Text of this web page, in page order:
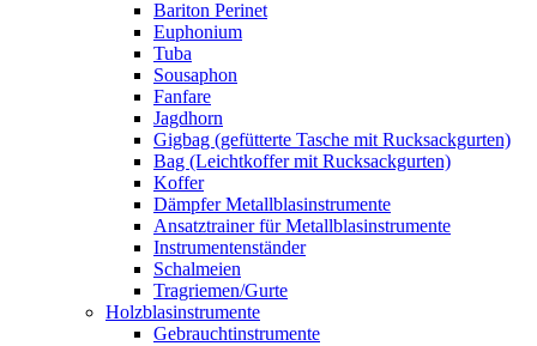
Bariton Perinet
Euphonium
Tuba
Sousaphon
Fanfare
Jagdhorn
Gigbag (gefütterte Tasche mit Rucksackgurten)
Bag (Leichtkoffer mit Rucksackgurten)
Koffer
Dämpfer Metallblasinstrumente
Ansatztrainer für Metallblasinstrumente
Instrumentenständer
Schalmeien
Tragriemen/Gurte
Holzblasinstrumente
Gebrauchtinstrumente